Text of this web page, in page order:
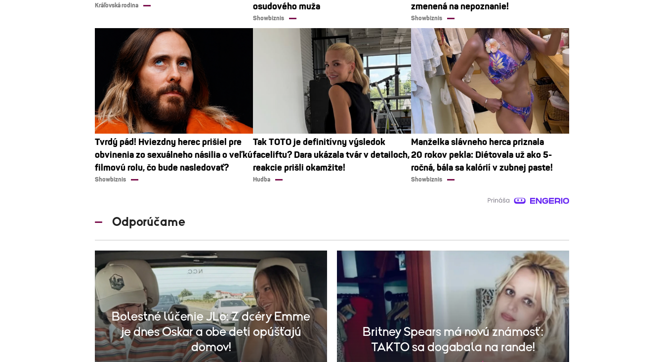
Kráľovská rodina
osudového muža
Showbiznis
zmenená na nepoznanie!
Showbiznis
Tvrdý pád! Hviezdny herec prišiel pre
obvinenia zo sexuálneho násilia o veľkú
filmovú rolu, čo bude nasledovať?
Showbiznis
Tak TOTO je definitívny výsledok
faceliftu? Dara ukázala tvár v detailoch,
reakcie prišli okamžite!
Hudba
Manželka slávneho herca priznala
20 rokov pekla: Diétovala už ako 5-
ročná, bála sa kalórií v zubnej paste!
Showbiznis
Odporúčame
Bolestné lúčenie JLo: Z dcéry Emme
je dnes Oskar a obe deti opúšťajú
domov!
Britney Spears má novú známosť:
TAKTO sa dogabala na rande!